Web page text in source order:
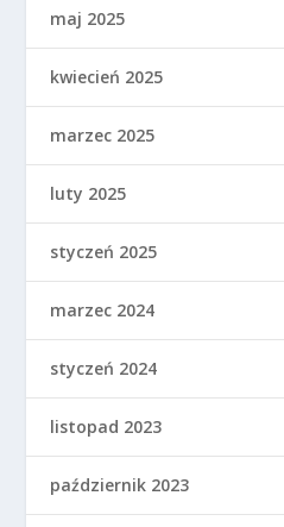
maj 2025
kwiecień 2025
marzec 2025
luty 2025
styczeń 2025
marzec 2024
styczeń 2024
listopad 2023
październik 2023